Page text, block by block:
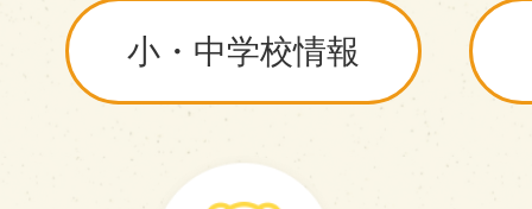
小・中学校情報